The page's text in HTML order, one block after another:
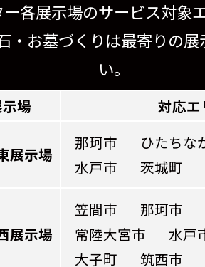
各展示場のサービス対象
・お墓づくりは最寄りの
い。
場 対応エ
展示場
那珂市
ひたちな
水戸市
茨城町
展示場
笠間市
那珂市
常陸大宮市
水戸
大子町
筑西市